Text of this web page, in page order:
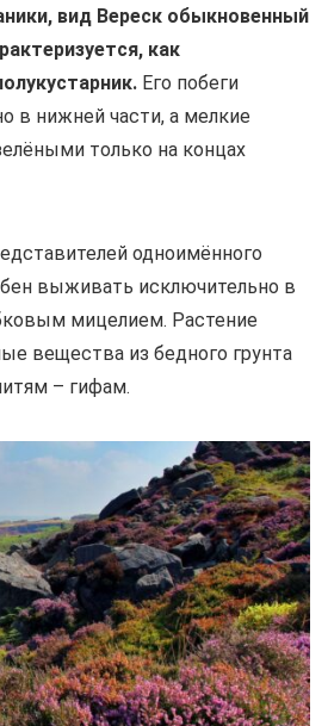
вид Вереск обыкновенный
как
Его побеги
в нижней части, а мелкие
только на концах
одноимённого
выживать исключительно в
мицелием. Растение
вещества из бедного грунта
– гифам.